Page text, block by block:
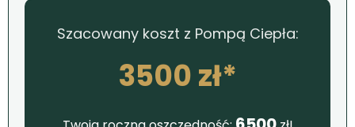
Szacowany koszt z Pompą Ciepła:
3500zł*